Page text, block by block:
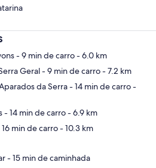
- 9 min de carro- 6.0 km
Geral- 9 min de carro- 7.2 km
da Serra- 14 min de carro-
- 14 min de carro- 6.9 km
min de carro- 10.3 km
‪Entrerios Parrilla Y Bar - ‬15 min de caminhada